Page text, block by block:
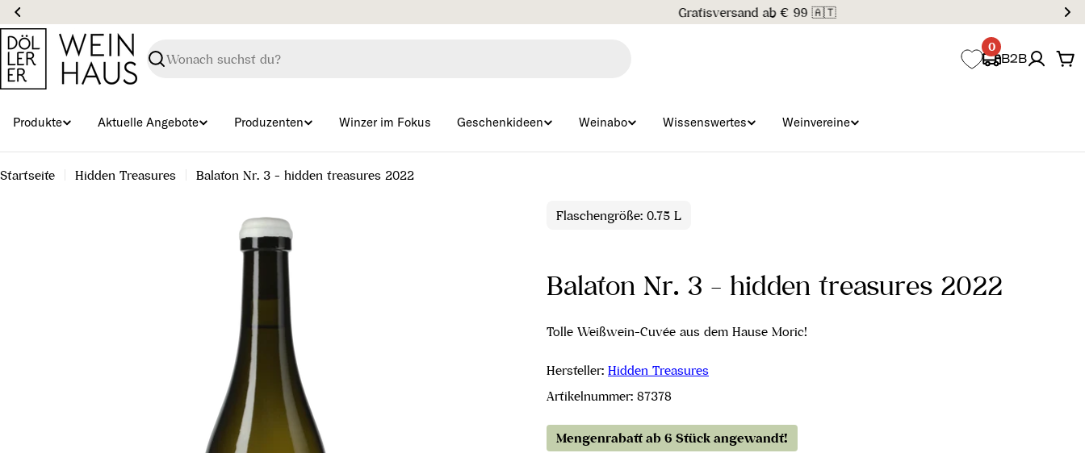
Zum
Inhalt
springen
Suchen
0
B2B
Produkte Aktuelle Angebote Produzenten Winzer im Fokus Geschenkideen Weinabo Wissenswertes Weinvereine
Startseite Hidden Treasures Balaton Nr. 3 - hidden treasures 2022
Flaschengröße: 0.75 L
Balaton Nr. 3 - hidden treasures 2022
Tolle Weißwein-Cuvée aus dem Hause Moric!
Hersteller: Hidden Treasures
Artikelnummer: 87378
Mengenrabatt ab 6 Stück angewandt!